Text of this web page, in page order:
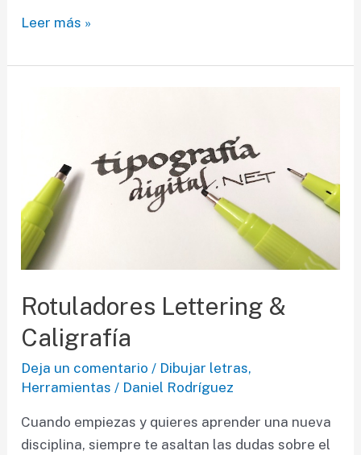
Qué
si
comprar
tipos
de
letra
clásicos
Leer más »
Rotuladores Lettering &
Caligrafía
Deja un comentario / Dibujar letras,
Herramientas / Daniel Rodríguez
Cuando empiezas y quieres aprender una nueva
disciplina, siempre te asaltan las dudas sobre el